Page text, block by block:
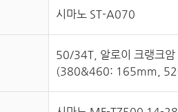
시마노 ST-A070
50/34T, 알로이 크랭크암
(380&460: 165mm,